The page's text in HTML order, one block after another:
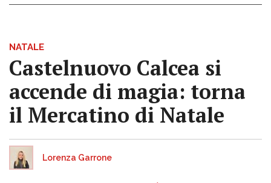
NATALE
Castelnuovo Calcea si
accende di magia: torna
il Mercatino di Natale
Lorenza Garrone